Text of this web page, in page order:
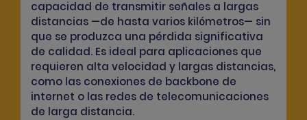
capacidad de transmitir señales a largas
distancias —de hasta varios kilómetros— sin
que se produzca una pérdida significativa
de calidad. Es ideal para aplicaciones que
requieren alta velocidad y largas distancias,
como las conexiones de backbone de
internet o las redes de telecomunicaciones
de larga distancia.